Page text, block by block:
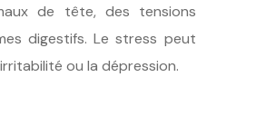
de tête, des tensions
digestifs. Le stress peut
ou la dépression.